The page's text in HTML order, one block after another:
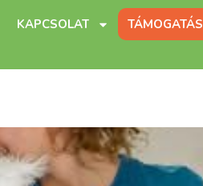
KAPCSOLAT TÁMOGATÁS